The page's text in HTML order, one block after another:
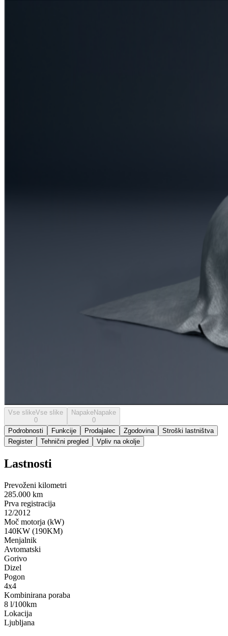
Vse slikeVse slike
0
NapakeNapake
0
Podrobnosti
Funkcije Prodajalec Zgodovina
Stroški lastništva
Register
Tehnični pregled Vpliv na okolje
Lastnosti
Prevoženi kilometri
285.000 km
Prva registracija
12/2012
Moč motorja (kW)
140KW (190KM)
Menjalnik
Avtomatski
Gorivo
Dizel
Pogon
4x4
Kombinirana poraba
8 l/100km
Lokacija
Ljubljana